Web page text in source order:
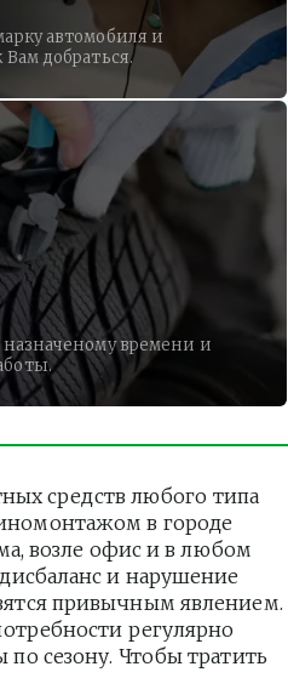
автомобиля и
добраться.
назначеному времени и
средств любого типа
в городе
возле офис и в любом
и нарушение
привычным явлением.
регулярно
сезону. Чтобы тратить